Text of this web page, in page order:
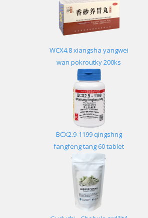
WCX4.8 xiangsha yangwei
wan pokroutky 200ks
BCX2.9-1199 qingshng
fangfeng tang 60 tablet